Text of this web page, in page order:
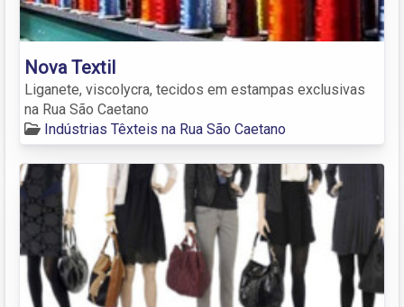
Nova Textil
Liganete, viscolycra, tecidos em estampas exclusivas
na Rua São Caetano
Indústrias Têxteis na Rua São Caetano